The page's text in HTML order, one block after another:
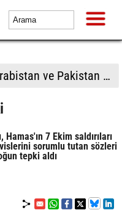
Türkiye, Suudi Arabistan ve Pakistan üçlü savunma anlaşması imzalayacak
7 Ekim saldırıları
sorumlu tutan sözleri
tepki aldı